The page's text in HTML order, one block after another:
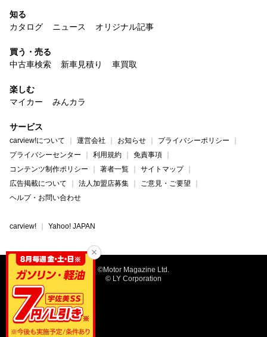
知る
カタログ
ニュース オリジナル記事
買う・売る
中古車検索
新車見積り 車買取
楽しむ
マイカー
みんカラ
サービス
carview!について 運営会社 お知らせ
プライバシーポリシー
プライバシーセンター
利用規約
免責事項
コンテンツ制作ポリシー
著者一覧
サイトマップ
広告掲載について
法人加盟店募集
ご意見・ご要望
ヘルプ・お問い合わせ
carview! Yahoo! JAPAN
©Motor Magazine Ltd.
© LY Corporation